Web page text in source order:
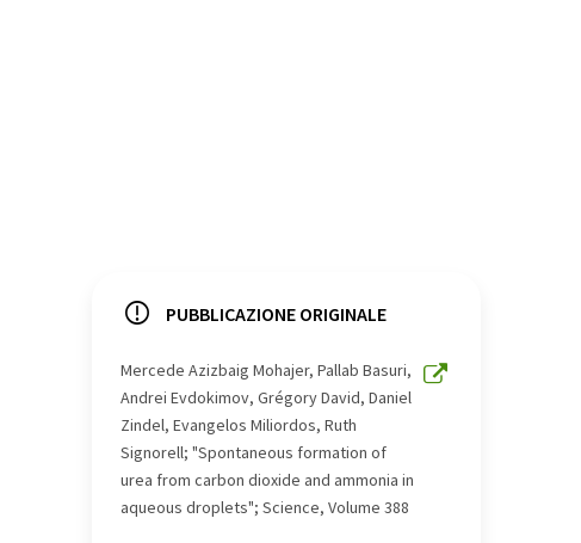
PUBBLICAZIONE ORIGINALE
Mercede Azizbaig Mohajer, Pallab Basuri,
Andrei Evdokimov, Grégory David, Daniel
Zindel, Evangelos Miliordos, Ruth
Signorell; "Spontaneous formation of
urea from carbon dioxide and ammonia in
aqueous droplets"; Science, Volume 388